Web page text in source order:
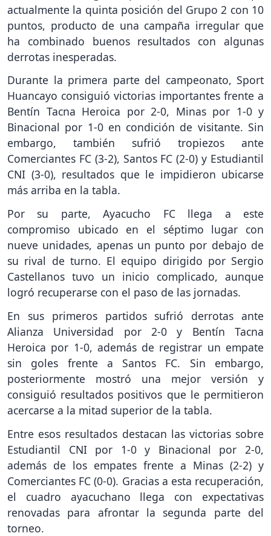
actualmente la quinta posición del Grupo 2 con 10
puntos, producto de una campaña irregular que
ha combinado buenos resultados con algunas
derrotas inesperadas.
Durante la primera parte del campeonato, Sport
Huancayo consiguió victorias importantes frente a
Bentín Tacna Heroica por 2-0, Minas por 1-0 y
Binacional por 1-0 en condición de visitante. Sin
embargo, también sufrió tropiezos ante
Comerciantes FC (3-2), Santos FC (2-0) y Estudiantil
CNI (3-0), resultados que le impidieron ubicarse
más arriba en la tabla.
Por su parte, Ayacucho FC llega a este
compromiso ubicado en el séptimo lugar con
nueve unidades, apenas un punto por debajo de
su rival de turno. El equipo dirigido por Sergio
Castellanos tuvo un inicio complicado, aunque
logró recuperarse con el paso de las jornadas.
En sus primeros partidos sufrió derrotas ante
Alianza Universidad por 2-0 y Bentín Tacna
Heroica por 1-0, además de registrar un empate
sin goles frente a Santos FC. Sin embargo,
posteriormente mostró una mejor versión y
consiguió resultados positivos que le permitieron
acercarse a la mitad superior de la tabla.
Entre esos resultados destacan las victorias sobre
Estudiantil CNI por 1-0 y Binacional por 2-0,
además de los empates frente a Minas (2-2) y
Comerciantes FC (0-0). Gracias a esta recuperación,
el cuadro ayacuchano llega con expectativas
renovadas para afrontar la segunda parte del
torneo.